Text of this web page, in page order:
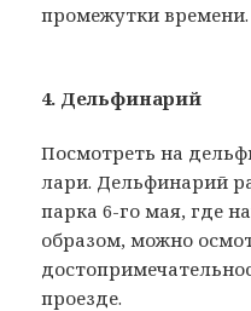
промежутки времени.
4. Дельфинарий
Посмотреть на
лари. Дельфинарий
парка 6-го мая, где
образом, можно
проезде.